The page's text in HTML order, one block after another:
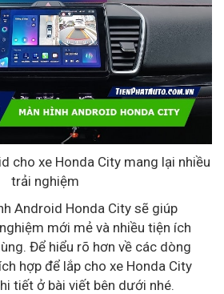
cho xe Honda City mang lại nhiều
trải nghiệm
Android Honda City sẽ giúp
mới mẻ và nhiều tiện ích
Để hiểu rõ hơn về các dòng
hợp để lắp cho xe Honda City
tiết ở bài viết bên dưới nhé.